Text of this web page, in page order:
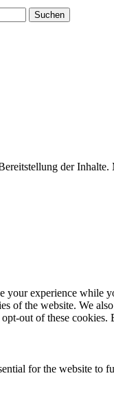
der
your experience while
of the website. We
out of these
for the website to